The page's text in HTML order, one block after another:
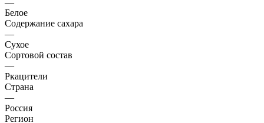
Белое
Содержание сахара
—
Сухое
Сортовой состав
—
Ркацители
Страна
—
Россия
Регион